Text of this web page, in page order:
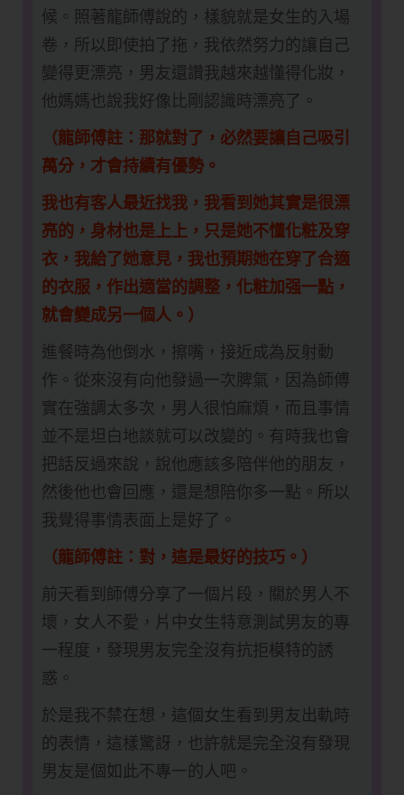
候。照著龍師傅說的，樣貌就是女生的入場
卷，所以即使拍了拖，我依然努力的讓自己
變得更漂亮，男友還讚我越來越懂得化妝，
他媽媽也說我好像比剛認識時漂亮了。
（龍師傅註：那就對了，必然要讓自己吸引
萬分，才會持續有優勢。
我也有客人最近找我，我看到她其實是很漂
亮的，身材也是上上，只是她不懂化粧及穿
衣，我給了她意見，我也預期她在穿了合適
的衣服，作出適當的調整，化粧加强一點，
就會變成另一個人。）
進餐時為他倒水，擦嘴，接近成為反射動
作。從來沒有向他發過一次脾氣，因為師傅
實在強調太多次，男人很怕麻煩，而且事情
並不是坦白地談就可以改變的。有時我也會
把話反過來說，說他應該多陪伴他的朋友，
然後他也會回應，還是想陪你多一點。所以
我覺得事情表面上是好了。
（龍師傅註：對，這是最好的技巧。）
前天看到師傅分享了一個片段，關於男人不
壞，女人不愛，片中女生特意測試男友的專
一程度，發現男友完全沒有抗拒模特的誘
惑。
於是我不禁在想，這個女生看到男友出軌時
的表情，這樣驚訝，也許就是完全沒有發現
男友是個如此不專一的人吧。